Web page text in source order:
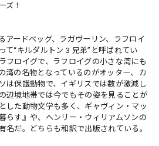
ズ！
ードベッグ、ラガヴーリン、ラフロイ
て“キルダルトン 3 兄弟”と呼ばれてい
フロイグで、ラフロイグの小さな湾にも
湾の名物となっているのがオッター、カ
は保護動物で、イギリスでは数が激減し
辺境地帯では今でもその姿を見ることが
した動物文学も多く、ギャヴィン・マッ
らす』や、ヘンリー・ウィリアムソンの
名だ。どちらも和訳で出版されている。